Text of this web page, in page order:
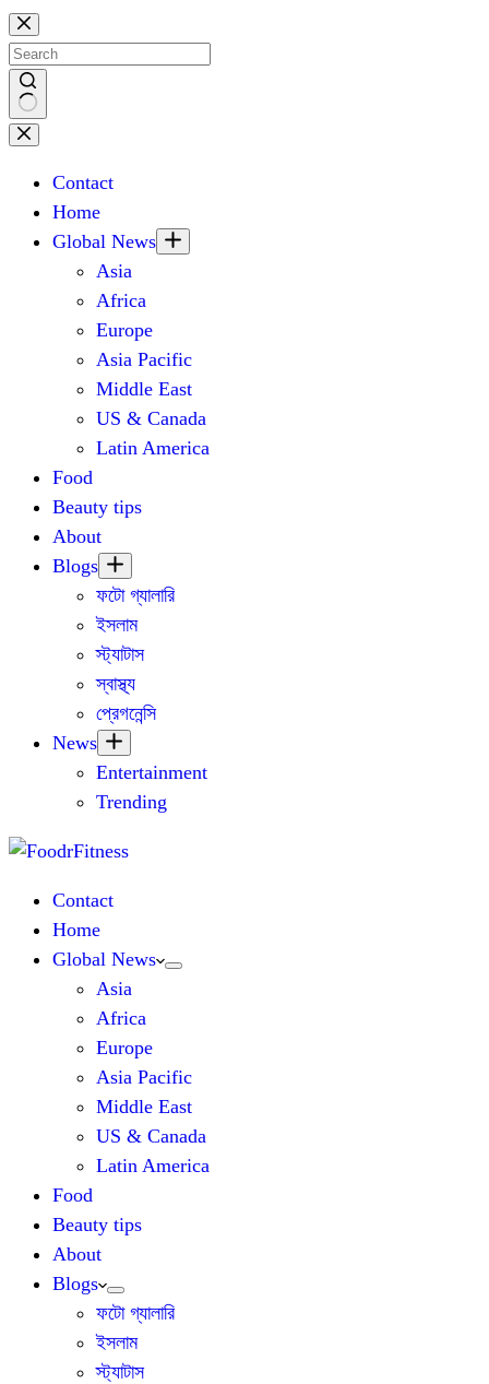
Skip
to
content
No
Contact
Home
Global News
Asia
Africa
Europe
Asia Pacific
Middle East
US & Canada
Latin America
Food
Beauty tips
About
Blogs
ফটো গ্যালারি
ইসলাম
স্ট্যাটাস
স্বাস্থ্য
প্রেগনেন্সি
News
Entertainment
Trending
Contact
Home
Global News
Asia
Africa
Europe
Asia Pacific
Middle East
US & Canada
Latin America
Food
Beauty tips
About
Blogs
ফটো গ্যালারি
ইসলাম
স্ট্যাটাস